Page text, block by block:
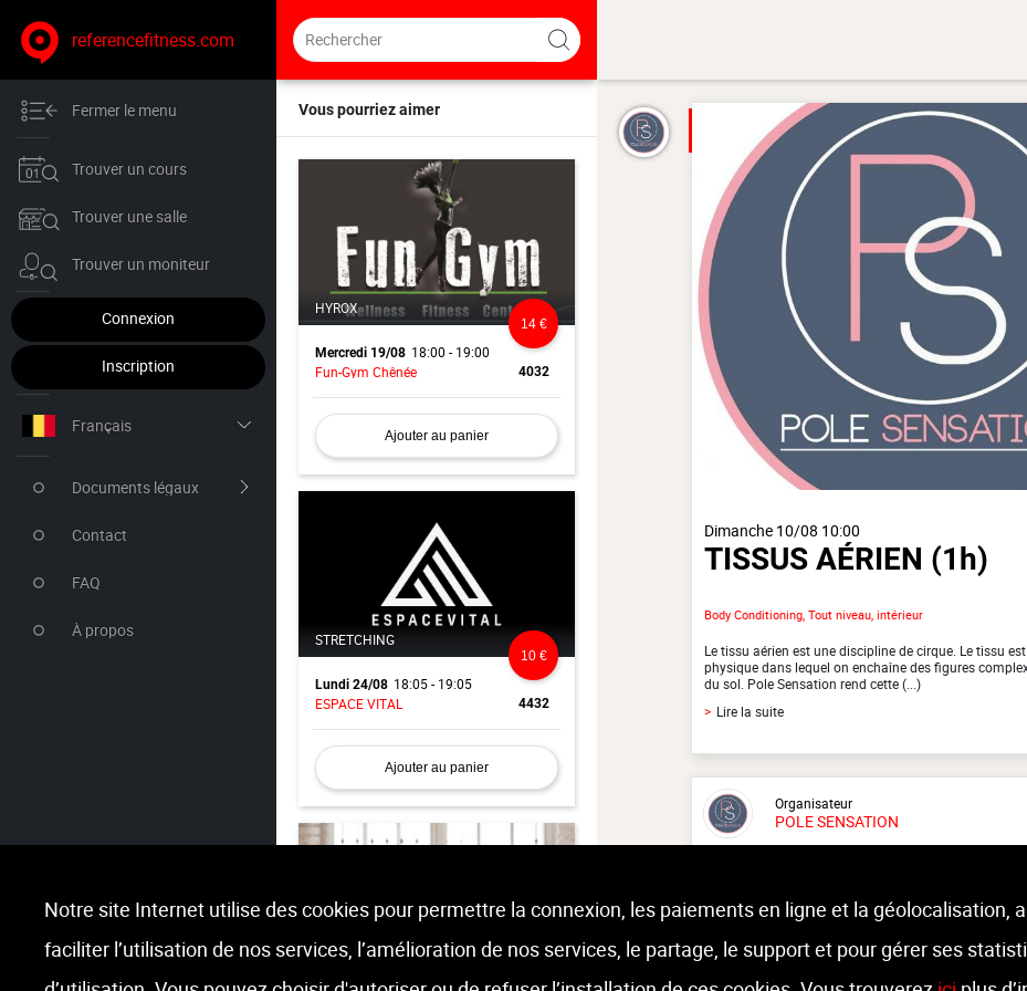
referencefitness.com
Fermer le menu
Trouver un cours
Trouver une salle
Trouver un moniteur
Connexion
Inscription
Français
Documents légaux
Contact
FAQ
À propos
Vous pourriez aimer
HYROX
Mercredi 19/08 18:00 - 19:00
Fun-Gym Chênée
4032
14 €
Ajouter au panier
STRETCHING
Lundi 24/08 18:05 - 19:05
ESPACE VITAL
4432
10 €
Ajouter au panier
8 €
Dimanche 10/08 10:00
TISSUS AÉRIEN (1h)
Body Conditioning, Tout niveau, intérieur
Le tissu aérien est une discipline de cirque. Le tissu
physique dans lequel on enchaîne des figures
du sol. Pole Sensation rend cette (...)
> Lire la suite
Organisateur
POLE SENSATION
Non renseigné
Lieu :
Pole Sensation
Rue de Visé 152 - 4020 Jupille
Notre site Internet utilise des cookies pour permettre la connexion, les paiements en ligne et la géolocalisation,
faciliter l’utilisation de nos services, l’amélioration de nos services, le partage, le support et pour gérer ses